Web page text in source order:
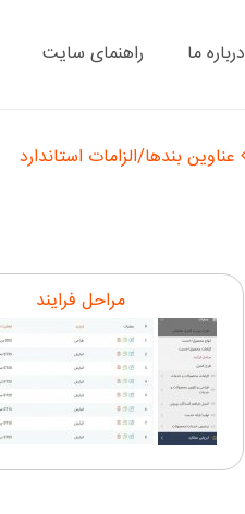
درباره ما راهنمای سایت
عناوین بندها/الزامات استاندارد
مراحل فرایند